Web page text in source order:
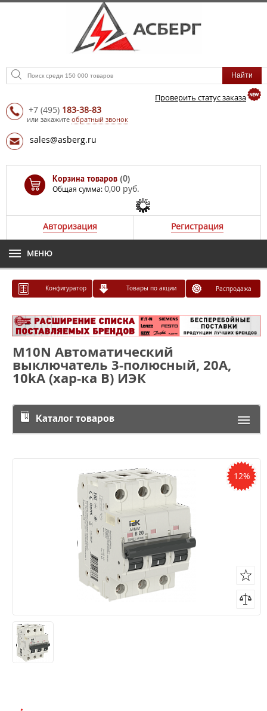
Проверить статус заказа
+7 (495) 183-38-83
или закажите обратный звонок
sales@asberg.ru
Корзина товаров (0)
Общая сумма:0,00 руб.
Авторизация Регистрация
МЕНЮ
Конфигуратор Товары по акции Распродажа
M10N Автоматический
выключатель 3-полюсный, 20А,
10kA (хар-ка B) ИЭК
Каталог товаров
12%